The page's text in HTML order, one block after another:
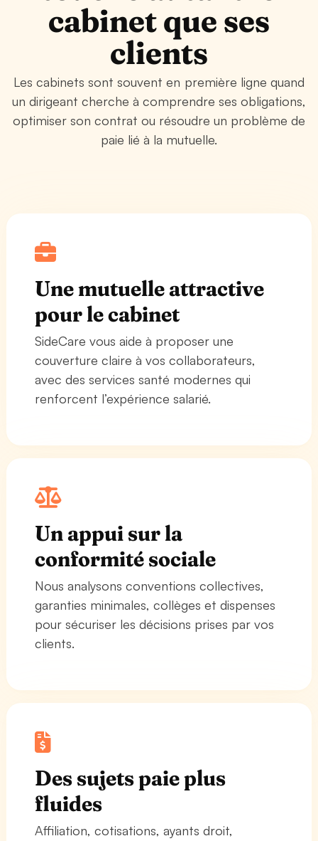
cabinet que ses
clients
Les cabinets sont souvent en première ligne quand
un dirigeant cherche à comprendre ses obligations,
optimiser son contrat ou résoudre un problème de
paie lié à la mutuelle.
Une mutuelle attractive
pour le cabinet
SideCare vous aide à proposer une
couverture claire à vos collaborateurs,
avec des services santé modernes qui
renforcent l’expérience salarié.
Un appui sur la
conformité sociale
Nous analysons conventions collectives,
garanties minimales, collèges et dispenses
pour sécuriser les décisions prises par vos
clients.
Des sujets paie plus
fluides
Affiliation, cotisations, ayants droit,